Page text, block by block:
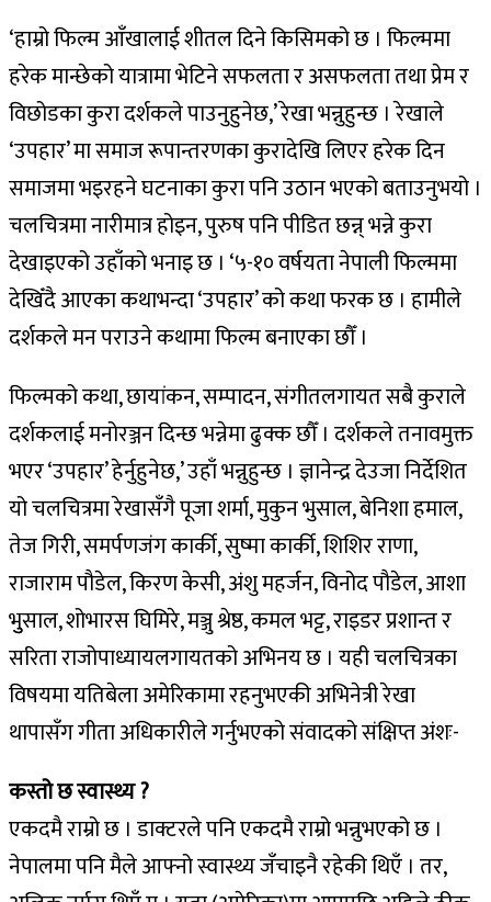
‘हाम्रो फिल्म आँखालाई शीतल दिने किसिमको छ । फिल्ममा
हरेक मान्छेको यात्रामा भेटिने सफलता र असफलता तथा प्रेम र
विछोडका कुरा दर्शकले पाउनुहुनेछ,’ रेखा भन्नुहुन्छ । रेखाले
‘उपहार’ मा समाज रूपान्तरणका कुरादेखि लिएर हरेक दिन
समाजमा भइरहने घटनाका कुरा पनि उठान भएको बताउनुभयो ।
चलचित्रमा नारीमात्र होइन, पुरुष पनि पीडित छन्न् भन्ने कुरा
देखाइएको उहाँको भनाइ छ । ‘५-१० वर्षयता नेपाली फिल्ममा
देखिँदै आएका कथाभन्दा ‘उपहार’ को कथा फरक छ । हामीले
दर्शकले मन पराउने कथामा फिल्म बनाएका छौँ ।
फिल्मको कथा, छायांकन, सम्पादन, संगीतलगायत सबै कुराले
दर्शकलाई मनोरञ्जन दिन्छ भन्नेमा ढुक्क छौँ । दर्शकले तनावमुक्त
भएर ‘उपहार’ हेर्नुहुनेछ,’ उहाँ भन्नुहुन्छ । ज्ञानेन्द्र देउजा निर्देशित
यो चलचित्रमा रेखासँगै पूजा शर्मा, मुकुन भुसाल, बेनिशा हमाल,
तेज गिरी, समर्पणजंग कार्की, सुष्मा कार्की, शिशिर राणा,
राजाराम पौडेल, किरण केसी, अंशु महर्जन, विनोद पौडेल, आशा
भुुसाल, शोभारस घिमिरे, मञ्जु श्रेष्ठ, कमल भट्ट, राइडर प्रशान्त र
सरिता राजोपाध्यायलगायतको अभिनय छ । यही चलचित्रका
विषयमा यतिबेला अमेरिकामा रहनुभएकी अभिनेत्री रेखा
थापासँग गीता अधिकारीले गर्नुभएको संवादको संक्षिप्त अंशः-
कस्तो छ स्वास्थ्य ?
एकदमै राम्रो छ । डाक्टरले पनि एकदमै राम्रो भन्नुभएको छ ।
नेपालमा पनि मैले आफ्नो स्वास्थ्य जँचाइनै रहेकी थिएँ । तर,